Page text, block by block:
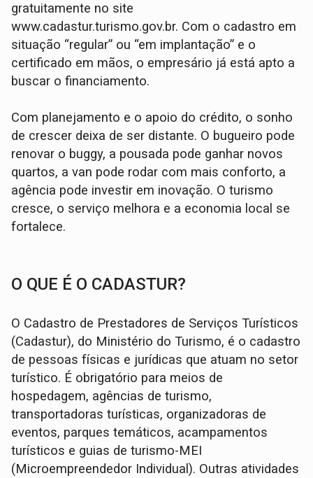
gratuitamente no site
www.cadastur.turismo.gov.br. Com o cadastro em
situação “regular” ou “em implantação” e o
certificado em mãos, o empresário já está apto a
buscar o financiamento.
Com planejamento e o apoio do crédito, o sonho
de crescer deixa de ser distante. O bugueiro pode
renovar o buggy, a pousada pode ganhar novos
quartos, a van pode rodar com mais conforto, a
agência pode investir em inovação. O turismo
cresce, o serviço melhora e a economia local se
fortalece.
O QUE É O CADASTUR?
O Cadastro de Prestadores de Serviços Turísticos
(Cadastur), do Ministério do Turismo, é o cadastro
de pessoas físicas e jurídicas que atuam no setor
turístico. É obrigatório para meios de
hospedagem, agências de turismo,
transportadoras turísticas, organizadoras de
eventos, parques temáticos, acampamentos
turísticos e guias de turismo-MEI
(Microempreendedor Individual). Outras atividades